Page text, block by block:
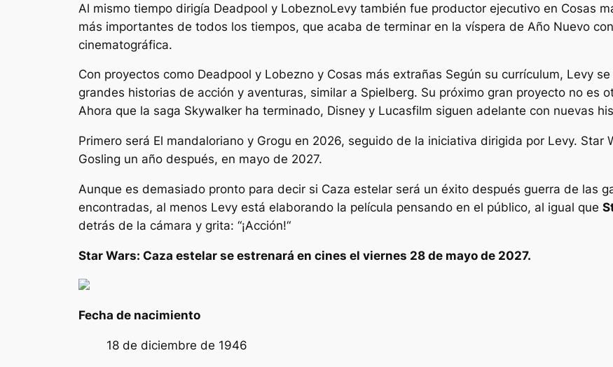
Al mismo tiempo dirigía Deadpool y LobeznoLevy también fue productor ejecutivo en Cosas
más importantes de todos los tiempos, que acaba de terminar en la víspera de Año Nuevo
cinematográfica.
Con proyectos como Deadpool y Lobezno y Cosas más extrañas Según su currículum, Levy
grandes historias de acción y aventuras, similar a Spielberg. Su próximo gran proyecto no es
Ahora que la saga Skywalker ha terminado, Disney y Lucasfilm siguen adelante con nuevas
Primero será El mandaloriano y Grogu en 2026, seguido de la iniciativa dirigida por Levy. Star
Gosling un año después, en mayo de 2027.
Aunque es demasiado pronto para decir si Caza estelar será un éxito después guerra de las
encontradas, al menos Levy está elaborando la película pensando en el público, al igual que
detrás de la cámara y grita: “¡Acción!“
Star Wars: Caza estelar se estrenará en cines el viernes 28 de mayo de 2027.
Fecha de nacimiento
18 de diciembre de 1946